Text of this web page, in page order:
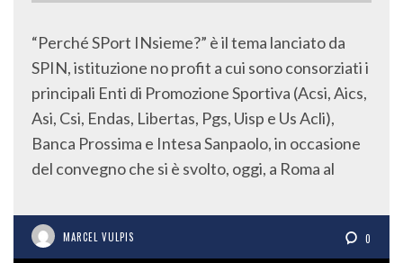
“Perché SPort INsieme?” è il tema lanciato da
SPIN, istituzione no profit a cui sono consorziati i
principali Enti di Promozione Sportiva (Acsi, Aics,
Asi, Csi, Endas, Libertas, Pgs, Uisp e Us Acli),
Banca Prossima e Intesa Sanpaolo, in occasione
del convegno che si è svolto, oggi, a Roma al
MARCEL VULPIS 0